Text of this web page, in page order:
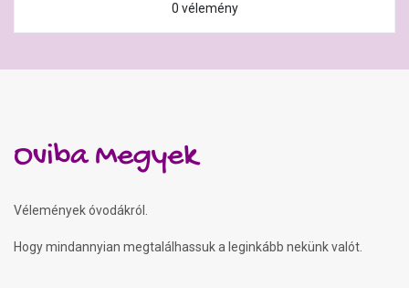
0 vélemény
Oviba Megyek
Vélemények óvodákról.
Hogy mindannyian megtalálhassuk a leginkább nekünk valót.